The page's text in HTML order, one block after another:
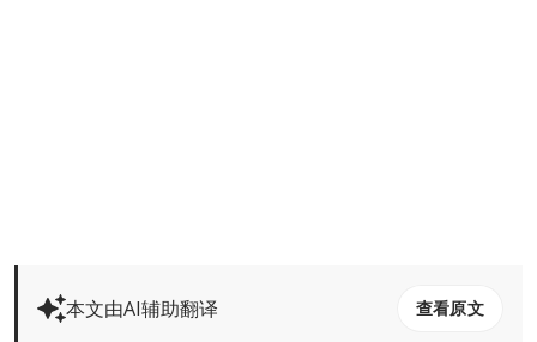
本文由AI辅助翻译 查看原文